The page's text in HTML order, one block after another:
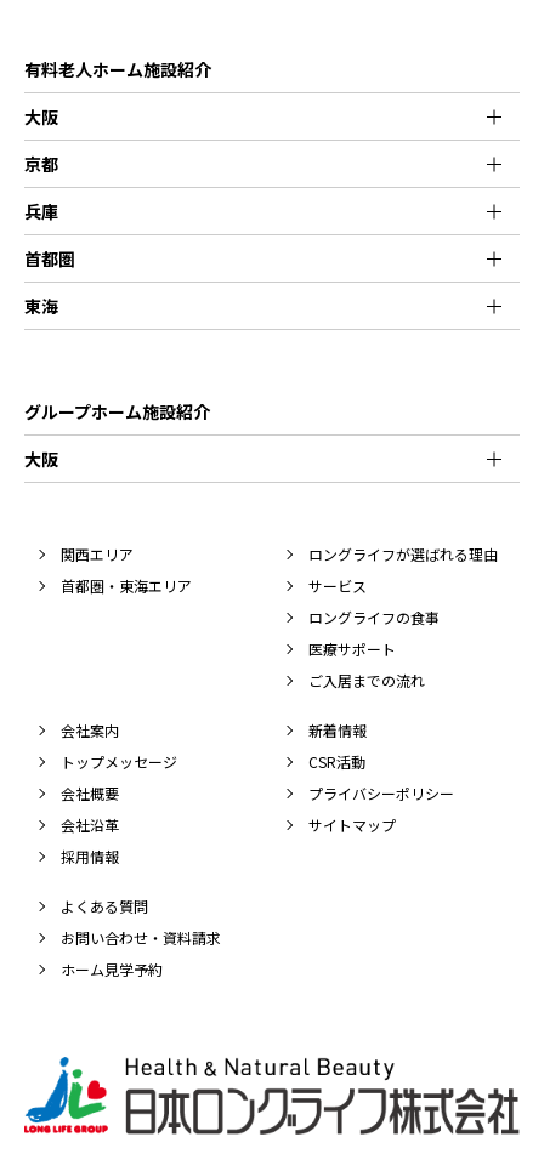
有料老人ホーム施設紹介
大阪
京都
兵庫
首都圏
東海
グループホーム施設紹介
大阪
関西エリア
首都圏・東海エリア
ロングライフが選ばれる理由
サービス
ロングライフの食事
医療サポート
ご入居までの流れ
会社案内
トップメッセージ
会社概要
会社沿革
採用情報
新着情報
CSR活動
プライバシーポリシー
サイトマップ
よくある質問
お問い合わせ・資料請求
ホーム見学予約